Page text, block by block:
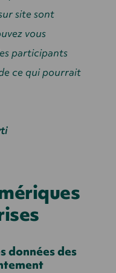
site sont
vous
participants
ce qui pourrait
données des